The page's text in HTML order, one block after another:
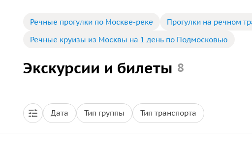
Речные прогулки по Москве-реке Прогулки на речном
Речные круизы из Москвы на 1 день по Подмосковью
Экскурсии и билеты 8
Дата Тип группы Тип транспорта